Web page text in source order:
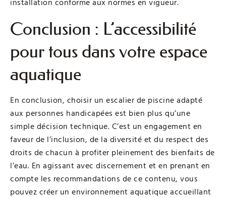
installation conforme aux normes en vigueur.
Conclusion : L’accessibilité
pour tous dans votre espace
aquatique
En conclusion, choisir un escalier de piscine adapté
aux personnes handicapées est bien plus qu’une
simple décision technique. C’est un engagement en
faveur de l’inclusion, de la diversité et du respect des
droits de chacun à profiter pleinement des bienfaits de
l’eau. En agissant avec discernement et en prenant en
compte les recommandations de ce contenu, vous
pouvez créer un environnement aquatique accueillant